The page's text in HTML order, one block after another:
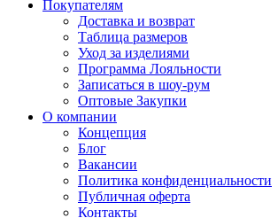
Покупателям
Доставка и возврат
Таблица размеров
Уход за изделиями
Программа Лояльности
Записаться в шоу-рум
Оптовые Закупки
О компании
Концепция
Блог
Вакансии
Политика конфиденциальности
Публичная оферта
Контакты